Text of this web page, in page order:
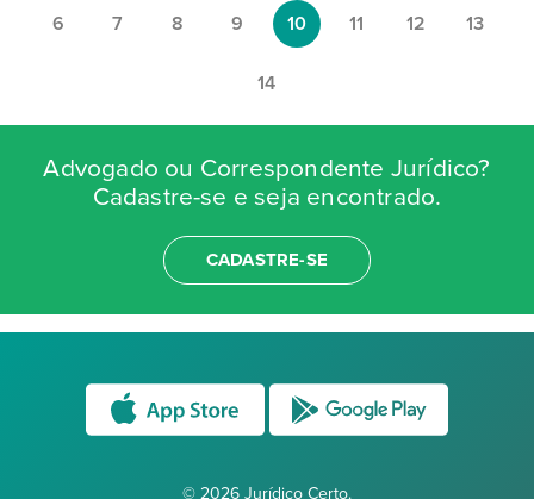
6 7 8 9 10 11 12 13
14
Advogado ou Correspondente Jurídico?
Cadastre-se e seja encontrado.
CADASTRE-SE
© 2026 Jurídico Certo.